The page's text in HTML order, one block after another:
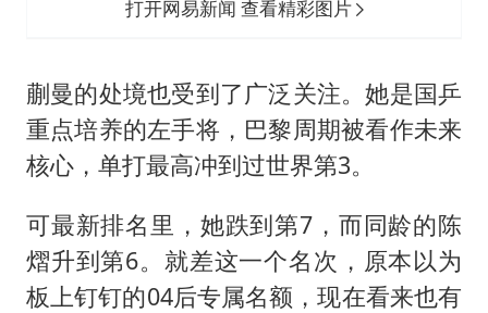
打开网易新闻 查看精彩图片
蒯曼的处境也受到了广泛关注。她是国乒
重点培养的左手将，巴黎周期被看作未来
核心，单打最高冲到过世界第3。
可最新排名里，她跌到第7，而同龄的陈
熠升到第6。就差这一个名次，原本以为
板上钉钉的04后专属名额，现在看来也有